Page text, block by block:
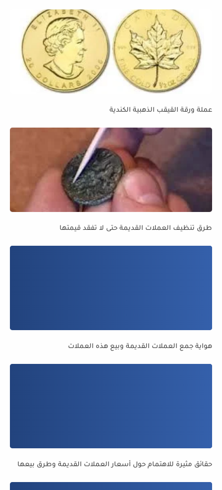
عملة ورقة القيقب الذهبية الكندية
طرق تنظيف العملات القديمة حتى لا تفقد قيمتها
هواية جمع العملات القديمة وبيع هذه العملات
حقائق مثيرة للاهتمام حول أسعار العملات القديمة وطرق بيعها